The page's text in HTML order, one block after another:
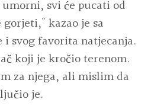
svi će pucati od
kazao je sa
svog favorita natjecanja.
koji je kročio terenom.
za njega, ali mislim da
je.